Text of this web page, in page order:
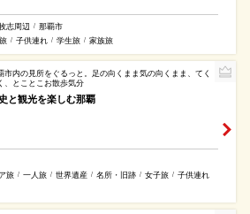
志周辺 / 那覇市
/ 子供連れ / 学生旅 / 家族旅
市内の見所をぐるっと。足の向くまま気の向くまま、てく
、とことこお散歩気分
と観光を楽しむ那覇
旅 / 一人旅 / 世界遺産 / 名所・旧跡 / 女子旅 / 子供連れ